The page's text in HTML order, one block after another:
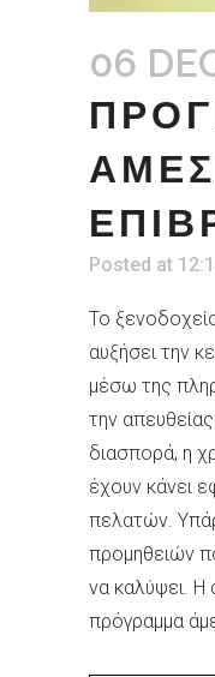
06
Posted at
Το
αυξήσει την
μέσω της
την
διασπορά, η
έχουν κάνει
πελατών.
προμηθειών
να καλύψει. Η
πρόγραμμα